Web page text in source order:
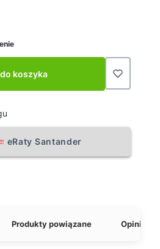
koszyka
eRaty Santander
Produkty powiązane Opinie o